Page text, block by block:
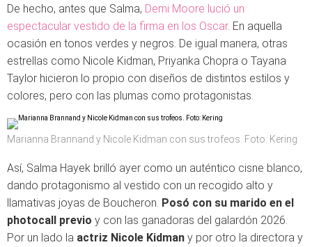
De hecho, antes que Salma, Demi Moore lució un
espectacular vestido de la firma en los Oscar. En aquella
ocasión en tonos verdes y negros. De igual manera, otras
estrellas como Nicole Kidman, Priyanka Chopra o Tayana
Taylor hicieron lo propio con diseños de distintos estilos y
colores, pero con las plumas como protagonistas.
Marianna Brannand y Nicole Kidman con sus trofeos. Foto: Kering
Así, Salma Hayek brilló ayer como un auténtico cisne blanco,
dando protagonismo al vestido con un recogido alto y
llamativas joyas de Boucheron. Posó con su marido en el
photocall previo y con las ganadoras del galardón 2026.
Por un lado la actriz Nicole Kidman y por otro la directora y